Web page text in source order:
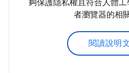
夠保護隱私權且符合人體
者瀏覽器的相
閱讀說明